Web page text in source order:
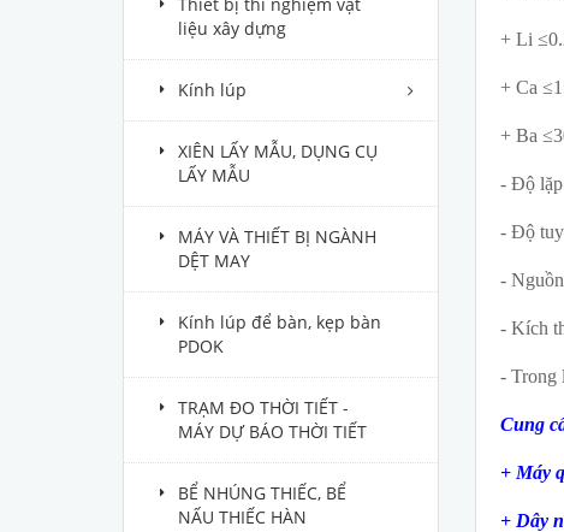
liệu xây dựng
Kính lúp
XIÊN LẤY MẪU, DỤNG CỤ
LẤY MẪU
MÁY VÀ THIẾT BỊ NGÀNH
DỆT MAY
Kính lúp để bàn, kẹp bàn
PDOK
TRẠM ĐO THỜI TIẾT -
MÁY DỰ BÁO THỜI TIẾT
BỂ NHÚNG THIẾC, BỂ
NẤU THIẾC HÀN
+ Li
+ Ca
+ Ba
- Độ
- Độ
-
- Kích
- Trong
Cung
+ Máy
+ Dây